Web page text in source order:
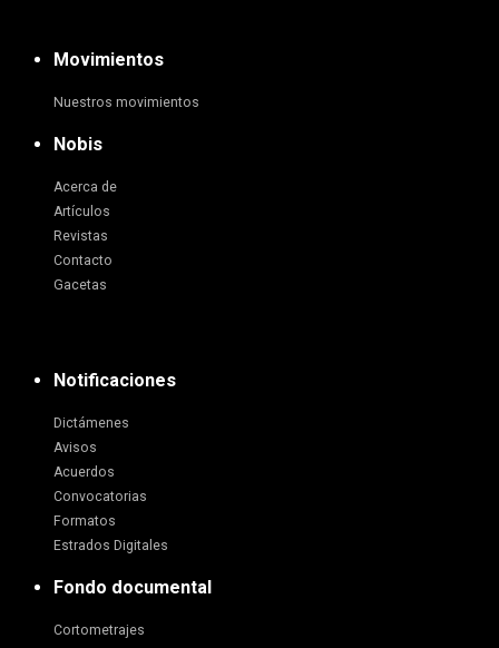
Movimientos
Nuestros movimientos
Nobis
Acerca de
Artículos
Revistas
Contacto
Gacetas
Notificaciones
Dictámenes
Avisos
Acuerdos
Convocatorias
Formatos
Estrados Digitales
Fondo documental
Cortometrajes